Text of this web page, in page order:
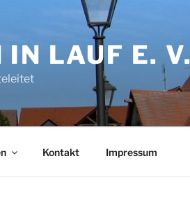
LAUF E. V.
Kontakt Impressum